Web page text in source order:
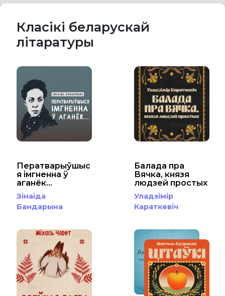
Класікі беларускай
літаратуры
Ператварыўшыс
я імгненна ў
аганёк...
Зінаіда
Бандарына
Балада пра
Вячка, князя
людзей простых
Уладзімір
Караткевіч
Анатоль Кудравец
ЦІТАЎКІ